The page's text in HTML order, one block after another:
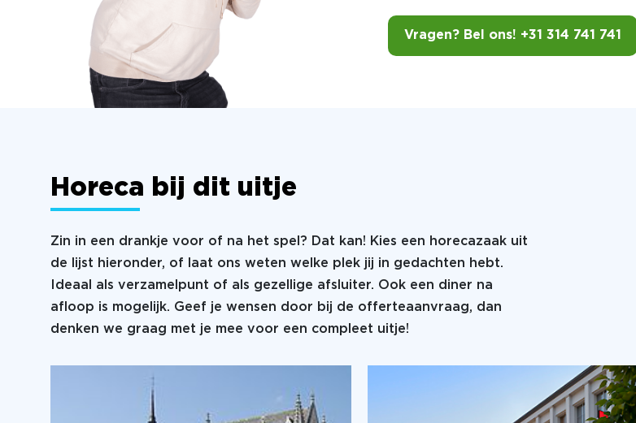
Vragen? Bel ons! +31 314 741 741
Horeca bij dit uitje
Zin in een drankje voor of na het spel? Dat kan! Kies een horecazaak uit
de lijst hieronder, of laat ons weten welke plek jij in gedachten hebt.
Ideaal als verzamelpunt of als gezellige afsluiter. Ook een diner na
afloop is mogelijk. Geef je wensen door bij de offerteaanvraag, dan
denken we graag met je mee voor een compleet uitje!